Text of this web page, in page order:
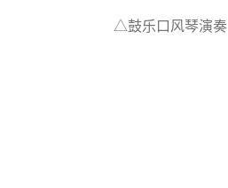
△鼓乐口风琴演奏